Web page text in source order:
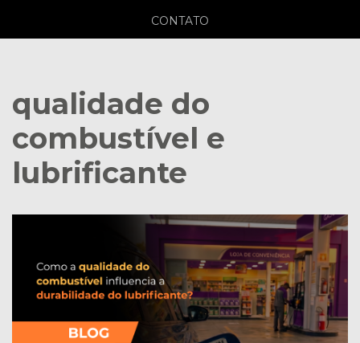
CONTATO
qualidade do
combustível e
lubrificante